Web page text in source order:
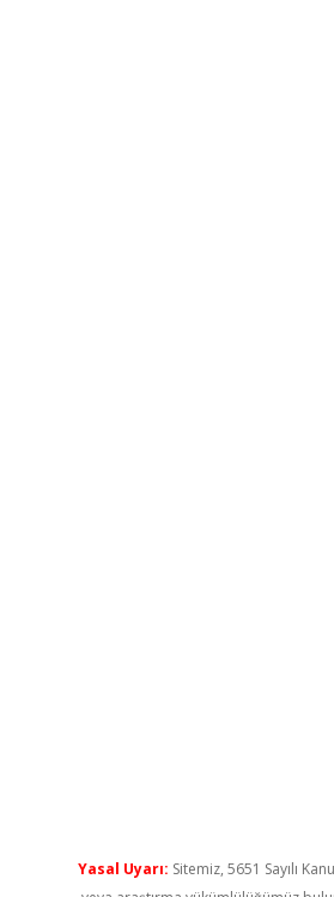
Yasal Uyarı: Sitemiz, 5651 Sayılı